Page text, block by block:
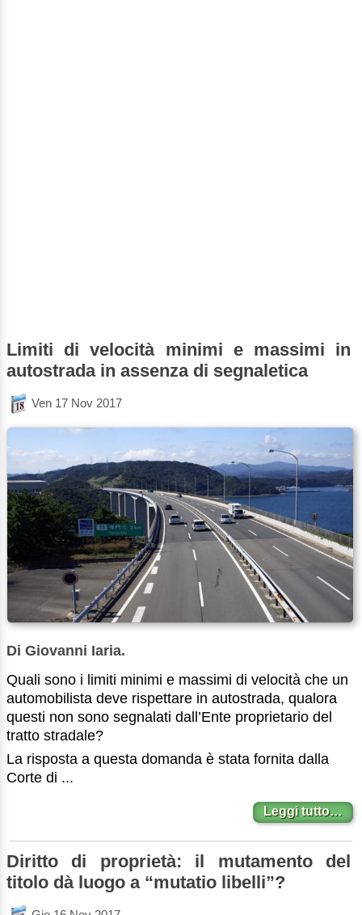
Limiti di velocità minimi e massimi in
autostrada in assenza di segnaletica
Ven 17 Nov 2017
Di Giovanni Iaria.
Quali sono i limiti minimi e massimi di velocità che un
automobilista deve rispettare in autostrada, qualora
questi non sono segnalati dall’Ente proprietario del
tratto stradale?
La risposta a questa domanda è stata fornita dalla
Corte di ...
Leggi tutto…
Diritto di proprietà: il mutamento del
titolo dà luogo a “mutatio libelli”?